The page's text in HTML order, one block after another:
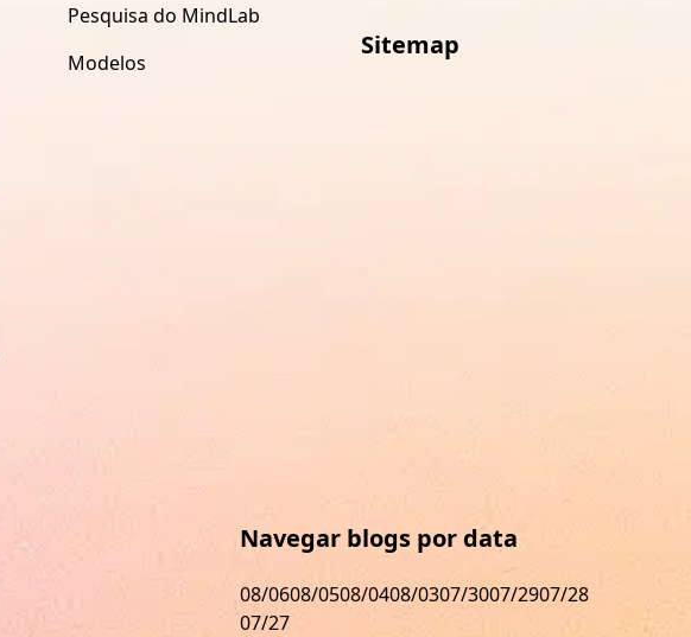
Pesquisa do MindLab
Modelos
Sitemap
Navegar blogs por data
08/0608/0508/0408/0307/3007/2907/28
07/27